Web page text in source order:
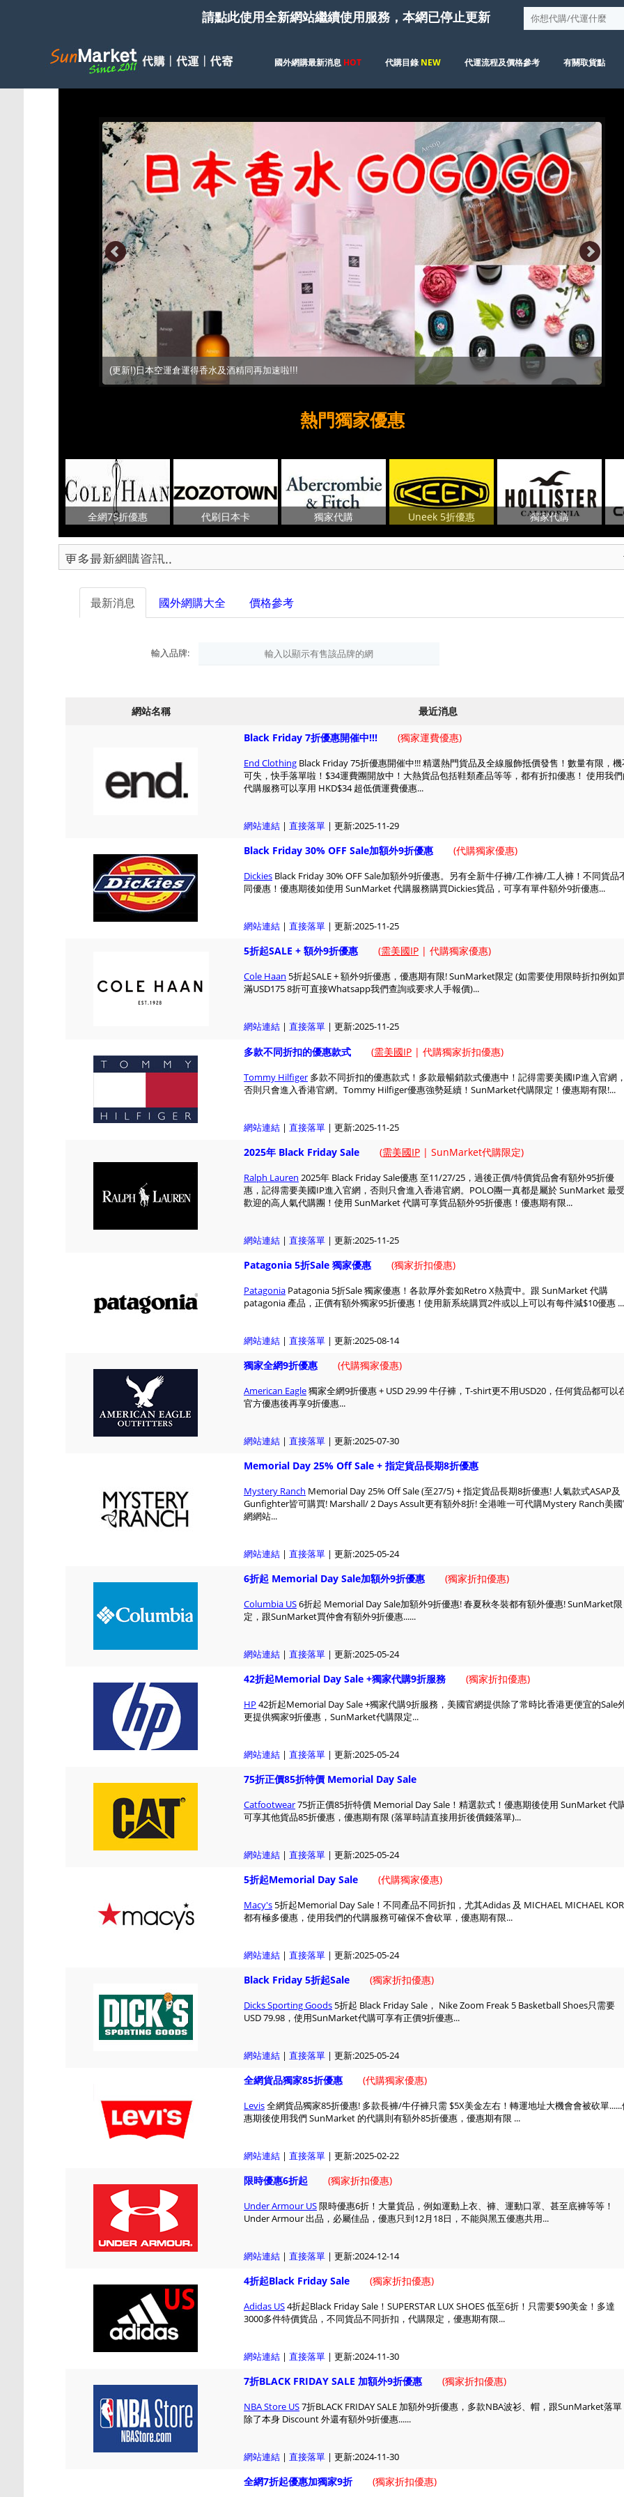
請點此使用全新網站繼續使用服務，本網已停止更新
國外網購最新消息 HOT 代購目錄 NEW 代運流程及價格參考 有關取貨點
新!)日本空運倉運得香水及酒精同再加速啦!!! 【新增代運便宜寄上門服務
熱門獨家優惠
全網75折優惠 代刷日本卡 獨家代購 Uneek 5折優惠 獨家代購
最新消息 國外網購大全 價格參考
輸入品牌:
網站名稱
最近消息
Black Friday 7折優惠開催中!!!
(獨家運費優惠)
End Clothing Black Friday 75折優惠開催中!!! 精選熱門貨品及全線服飾抵價發售！數量有限，
可失，快手落單啦！$34運費團開放中！大熱貨品包括鞋類產品等等，都有折扣優惠！ 使用我
代購服務可以享用 HKD$34 超低價運費優惠...
網站連結 | 直接落單 | 更新:2025-11-29
Black Friday 30% OFF Sale加額外9折優惠 (代購獨家優惠)
Dickies Black Friday 30% OFF Sale加額外9折優惠。另有全新牛仔褲/工作褲/工人褲！不同貨品
同優惠！優惠期後如使用 SunMarket 代購服務購買Dickies貨品，可享有單件額外9折優惠...
網站連結 | 直接落單 | 更新:2025-11-25
5折起SALE + 額外9折優惠 (需美國IP | 代購獨家優惠)
Cole Haan 5折起SALE + 額外9折優惠，優惠期有限! SunMarket限定 (如需要使用限時折扣例如
滿USD175 8折可直接Whatsapp我們查詢或要求人手報價)...
網站連結 | 直接落單 | 更新:2025-11-25
多款不同折扣的優惠款式 (需美國IP | 代購獨家折扣優惠)
Tommy Hilfiger 多款不同折扣的優惠款式！多款最暢銷款式優惠中！記得需要美國IP進入官網
否則只會進入香港官網。Tommy Hilfiger優惠強勢延續！SunMarket代購限定！優惠期有限!...
網站連結 | 直接落單 | 更新:2025-11-25
2025年 Black Friday Sale (需美國IP | SunMarket代購限定)
Ralph Lauren 2025年 Black Friday Sale優惠 至11/27/25，過後正價/特價貨品會有額外95折優
惠，記得需要美國IP進入官網，否則只會進入香港官網。POLO團一真都是屬於 SunMarket 最
歡迎的高人氣代購團！使用 SunMarket 代購可享貨品額外95折優惠！優惠期有限...
網站連結 | 直接落單 | 更新:2025-11-25
Patagonia 5折Sale 獨家優惠 (獨家折扣優惠)
Patagonia Patagonia 5折Sale 獨家優惠！各款厚外套如Retro X熱賣中。跟 SunMarket 代購
patagonia 產品，正價有額外獨家95折優惠！使用新系統購買2件或以上可以有每件減$10優惠 ...
網站連結 | 直接落單 | 更新:2025-08-14
獨家全網9折優惠 (代購獨家優惠)
American Eagle獨家全網9折優惠 + USD 29.99 牛仔褲，T-shirt更不用USD20，任何貨品都可以
官方優惠後再享9折優惠...
網站連結 | 直接落單 | 更新:2025-07-30
Memorial Day 25% Off Sale + 指定貨品長期8折優惠
Mystery Ranch Memorial Day 25% Off Sale (至27/5) + 指定貨品長期8折優惠! 人氣款式ASAP及
Gunfighter皆可購買! Marshall/ 2 Days Assult更有額外8折! 全港唯一可代購Mystery Ranch美
網網站...
網站連結 | 直接落單 | 更新:2025-05-24
6折起 Memorial Day Sale加額外9折優惠 (獨家折扣優惠)
Columbia US6折起 Memorial Day Sale加額外9折優惠! 春夏秋冬裝都有額外優惠! SunMarket限
定，跟SunMarket買仲會有額外9折優惠......
網站連結 | 直接落單 | 更新:2025-05-24
42折起Memorial Day Sale +獨家代購9折服務 (獨家折扣優惠)
HP 42折起Memorial Day Sale +獨家代購9折服務，美國官網提供除了常時比香港更便宜的Sale
更提供獨家9折優惠，SunMarket代購限定...
網站連結 | 直接落單 | 更新:2025-05-24
75折正價85折特價 Memorial Day Sale
Catfootwear75折正價85折特價 Memorial Day Sale！精選款式！優惠期後使用 SunMarket 代
可享其他貨品85折優惠，優惠期有限 (落單時請直接用折後價錢落單)...
網站連結 | 直接落單 | 更新:2025-05-24
5折起Memorial Day Sale (代購獨家優惠)
Macy's 5折起Memorial Day Sale！不同產品不同折扣，尤其Adidas 及 MICHAEL MICHAEL
都有極多優惠，使用我們的代購服務可確保不會砍單，優惠期有限...
網站連結 | 直接落單 | 更新:2025-05-24
Black Friday 5折起Sale (獨家折扣優惠)
Dicks Sporting Goods 5折起 Black Friday Sale， Nike Zoom Freak 5 Basketball Shoes只需要
USD 79.98，使用SunMarket代購可享有正價9折優惠...
網站連結 | 直接落單 | 更新:2025-05-24
全網貨品獨家85折優惠 (代購獨家優惠)
Levis全網貨品獨家85折優惠! 多款長褲/牛仔褲只需 $5X美金左右！轉運地址大機會會被砍單
惠期後使用我們 SunMarket 的代購則有額外85折優惠，優惠期有限 ...
網站連結 | 直接落單 | 更新:2025-02-22
限時優惠6折起 (獨家折扣優惠)
Under Armour US限時優惠6折！大量貨品，例如運動上衣、褲、運動口罩、甚至底褲等等！
Under Armour 出品，必屬佳品，優惠只到12月18日，不能與黑五優惠共用...
網站連結 | 直接落單 | 更新:2024-12-14
4折起Black Friday Sale (獨家折扣優惠)
Adidas US4折起Black Friday Sale！SUPERSTAR LUX SHOES 低至6折！只需要$90美金！多達
3000多件特價貨品，不同貨品不同折扣，代購限定，優惠期有限...
網站連結 | 直接落單 | 更新:2024-11-30
7折BLACK FRIDAY SALE 加額外9折優惠 (獨家折扣優惠)
NBA Store US7折BLACK FRIDAY SALE 加額外9折優惠，多款NBA波衫、帽，跟SunMarket落
除了本身 Discount 外還有額外9折優惠......
網站連結 | 直接落單 | 更新:2024-11-30
全網7折起優惠加獨家9折 (獨家折扣優惠)